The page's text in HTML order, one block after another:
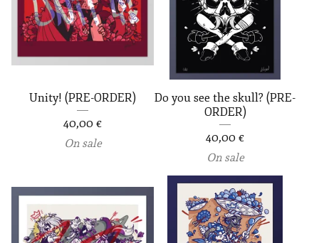
r
o
Unity! (PRE-ORDER)
40,00 €
On sale
Do you see the skull? (PRE-
ORDER)
40,00 €
On sale